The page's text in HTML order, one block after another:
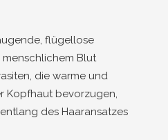
flügellose
menschlichem Blut
die warme und
Kopfhaut bevorzugen,
des Haaransatzes